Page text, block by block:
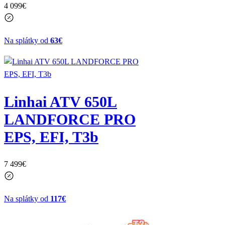
4 099€
Na splátky od 63€
Linhai ATV 650L
LANDFORCE PRO
EPS, EFI, T3b
7 499€
Na splátky od 117€